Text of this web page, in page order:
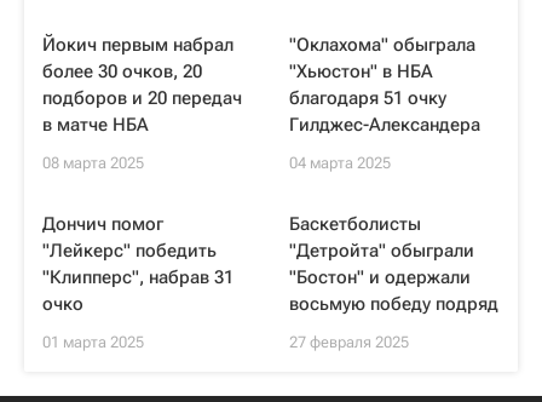
Йокич первым набрал
более 30 очков, 20
подборов и 20 передач
в матче НБА
08 марта 2025
"Оклахома" обыграла
"Хьюстон" в НБА
благодаря 51 очку
Гилджес-Александера
04 марта 2025
Дончич помог
"Лейкерс" победить
"Клипперс", набрав 31
очко
01 марта 2025
Баскетболисты
"Детройта" обыграли
"Бостон" и одержали
восьмую победу подряд
27 февраля 2025